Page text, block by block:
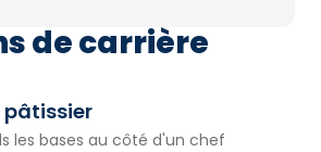
de carrière
les bases au côté d'un chef